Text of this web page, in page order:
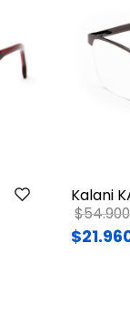
Kalani
Price
$54.900